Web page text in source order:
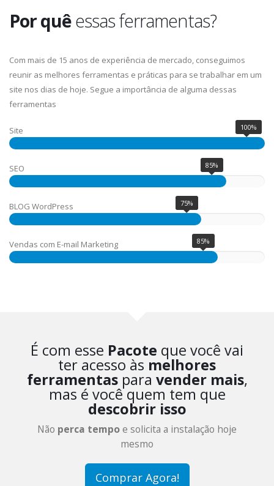
Por quêessas ferramentas?
Com mais de 15 anos de experiência de mercado, conseguimos
reunir as melhores ferramentas e práticas para se trabalhar em um
site nos dias de hoje. Segue a importância de alguma dessas
ferramentas
Site 100%
SEO 85%
BLOG WordPress 75%
Vendas com E-mail Marketing 85%
É com esse Pacote que você vai
ter acesso às melhores
ferramentaspara vender mais,
mas é você quem tem que
descobrir isso
Não perca tempoe solicita a instalação hoje
mesmo
Comprar Agora!